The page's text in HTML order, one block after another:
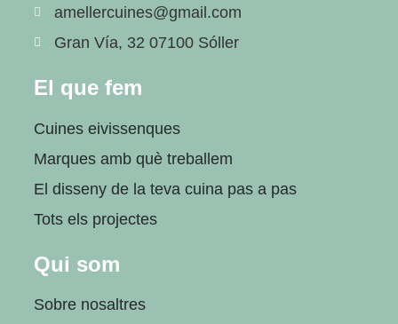
El que fem
Cuines eivissenques
Marques amb què treballem
El disseny de la teva cuina pas a pas
Tots els projectes
Qui som
Sobre nosaltres
amellercuines@gmail.com
Gran Vía, 32 07100 Sóller